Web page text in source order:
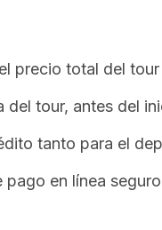
precio total del tour
del tour, antes del
tanto para el
en línea